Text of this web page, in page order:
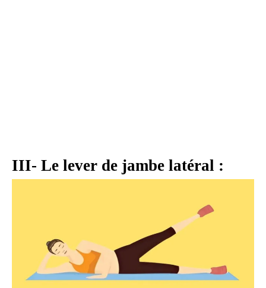
III- Le lever de jambe latéral :